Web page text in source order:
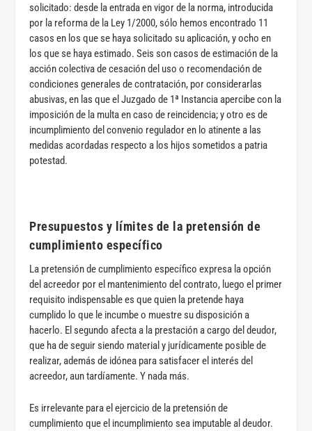
solicitado: desde la entrada en vigor de la norma, introducida
por la reforma de la Ley 1/2000, sólo hemos encontrado 11
casos en los que se haya solicitado su aplicación, y ocho en
los que se haya estimado. Seis son casos de estimación de la
acción colectiva de cesación del uso o recomendación de
condiciones generales de contratación, por considerarlas
abusivas, en las que el Juzgado de 1ª Instancia apercibe con la
imposición de la multa en caso de reincidencia; y otro es de
incumplimiento del convenio regulador en lo atinente a las
medidas acordadas respecto a los hijos sometidos a patria
potestad.
Presupuestos y límites de la pretensión de
cumplimiento específico
La pretensión de cumplimiento específico expresa la opción
del acreedor por el mantenimiento del contrato, luego el primer
requisito indispensable es que quien la pretende haya
cumplido lo que le incumbe o muestre su disposición a
hacerlo. El segundo afecta a la prestación a cargo del deudor,
que ha de seguir siendo material y jurídicamente posible de
realizar, además de idónea para satisfacer el interés del
acreedor, aun tardíamente. Y nada más.
Es irrelevante para el ejercicio de la pretensión de
cumplimiento que el incumplimiento sea imputable al deudor.